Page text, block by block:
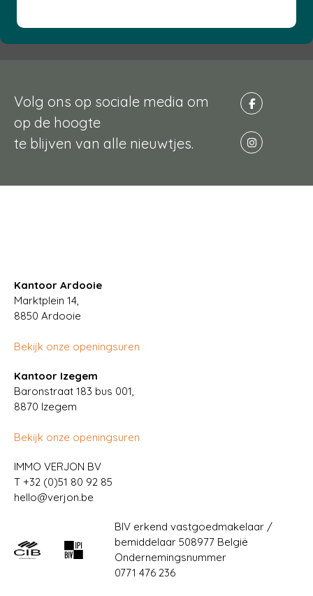
Volg ons op sociale media om
op de hoogte
te blijven van alle nieuwtjes.
Kantoor Ardooie
Marktplein 14,
8850 Ardooie
Bekijk onze openingsuren
Kantoor Izegem
Baronstraat 183 bus 001,
8870 Izegem
Bekijk onze openingsuren
IMMO VERJON BV
T +32 (0)51 80 92 85
hello@verjon.be
BIV erkend vastgoedmakelaar /
bemiddelaar 508977 België
Ondernemingsnummer
0771 476 236